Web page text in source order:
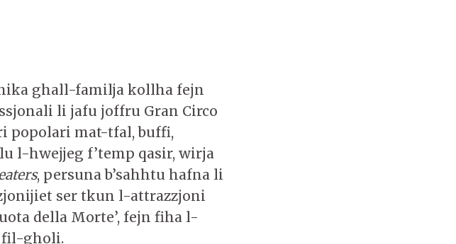
ghall-familja kollha fejn
li jafu joffru Gran Circo
popolari mat-tfal, buffi,
l-hwejjeg f’temp qasir, wirja
, persuna b’sahhtu hafna li
ser tkun l-attrazzjoni
della Morte’, fejn fiha l-
fil-gholi.